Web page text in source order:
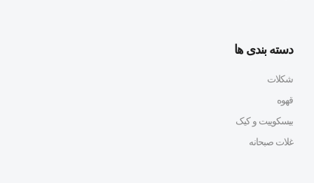
دسته بندی ها
شکلات
قهوه
بیسکوییت و کیک
غلات صبحانه